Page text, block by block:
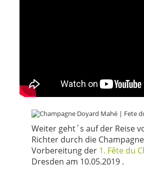
Weiter geht´s auf der Reise
Richter durch die
Vorbereitung der 1. Fête du
Dresden am 10.05.2019 .